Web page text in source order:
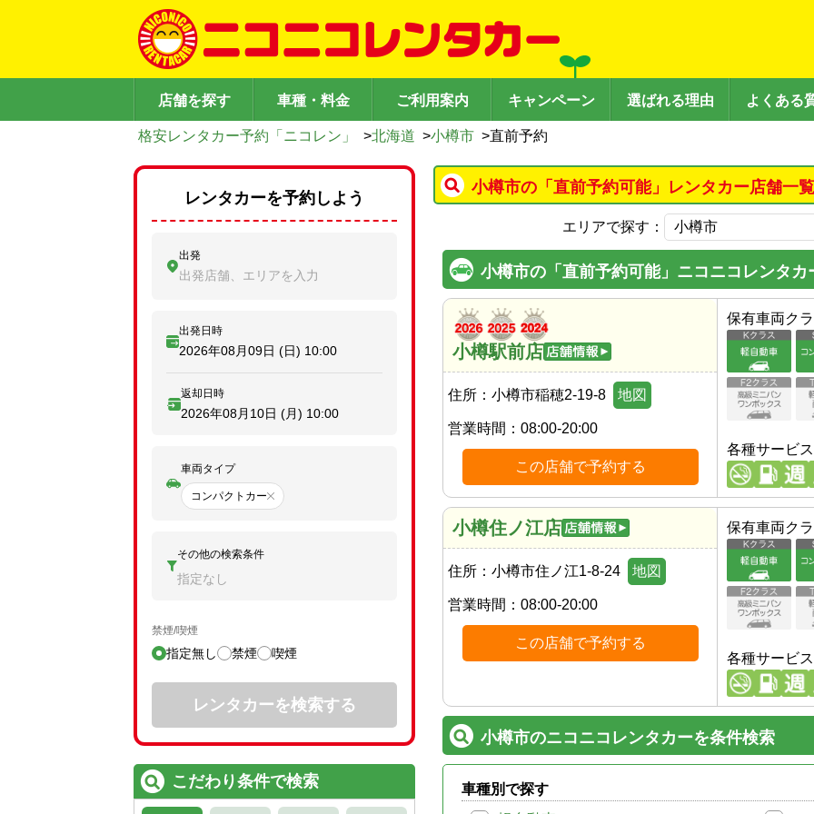
店舗を探す 車種・料金 ご利用案内 キャンペーン 選ばれる理由 よくある
格安レンタカー予約「ニコレン」 >北海道 >小樽市 >直前予約
小樽市の「直前予約可能」レンタカー店舗一
エリアで探す：
小樽市の「直前予約可能」ニコニコレンタカ
小樽駅前店
住所： 小樽市稲穂2-19-8 地図
営業時間： 08:00-20:00
この店舗で予約する
保有車両ク
各種サービス
小樽住ノ江店
住所： 小樽市住ノ江1-8-24 地図
営業時間： 08:00-20:00
この店舗で予約する
保有車両ク
各種サービス
小樽市のニコニコレンタカーを条件検索
車種別で探す
レンタカーを予約しよう
出発
出発店舗、エリアを入力
出発日時
2026年08月09日 (日) 10:00
返却日時
2026年08月10日 (月) 10:00
車両タイプ
コンパクトカー
その他の検索条件
指定なし
禁煙/喫煙
指定無し 禁煙 喫煙
レンタカーを検索する
こだわり条件で検索